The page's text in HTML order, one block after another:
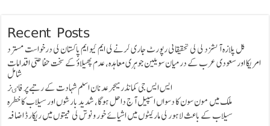
Recent Posts
گل پلازہ آتشزدگی کی تحقیقاتی رپورٹ جاری کرنے کی ایم کیو ایم پاکستان کی درخواست مسترد
امریکا اور سعودی عرب کے درمیان سویلین جوہری معاہدہ، عدم پھیلاؤ کے سخت حفاظتی اقدامات
شامل
ایس ایس جی کمانڈر میجر عدنان اسلم شہادت کے رتبے پر فاٸز
ملک میں مون سون کا دسواں اسپیل آج داخل ہوگا، شدید بارشوں اور سیلاب کا خطرہ
سیلاب کے باعث لاہور کی مارکیٹوں میں اشیائے خور و نوش کی قیمتوں میں ریکارڈ اضافہ